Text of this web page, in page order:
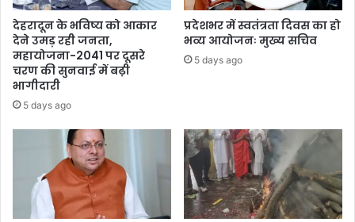
देहरादून के भविष्य को आकार
देने उमड़ रही जनता,
महायोजना-2041 पर दूसरे
चरण की सुनवाई में बढ़ी
भागीदारी
5 days ago
प्रदेशभर में स्वतंत्रता दिवस का हो
भव्य आयोजनः मुख्य सचिव
5 days ago